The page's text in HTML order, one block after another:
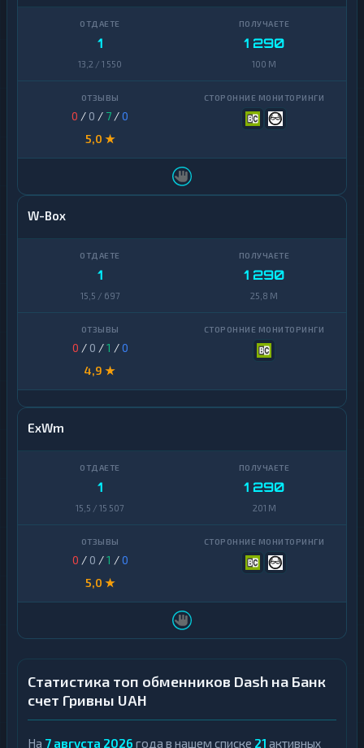
1
13,2 / 1 550
1 290
100 M
0 / 0 / 7 /0
5,0 ★
W-Box
1
15,5 / 697
1 290
25,8 M
0 / 0 /1 /0
4,9 ★
ExWm
1
15,5 / 15 507
1 290
201 M
0 / 0 /1 /0
5,0 ★
Статистика топ обменников Dash на Банк
счет Гривны UAH
На 7 августа 2026 года в нашем списке 21 активных